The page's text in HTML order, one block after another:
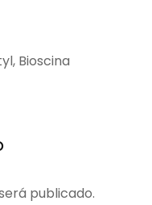
Bioscina
publicado.